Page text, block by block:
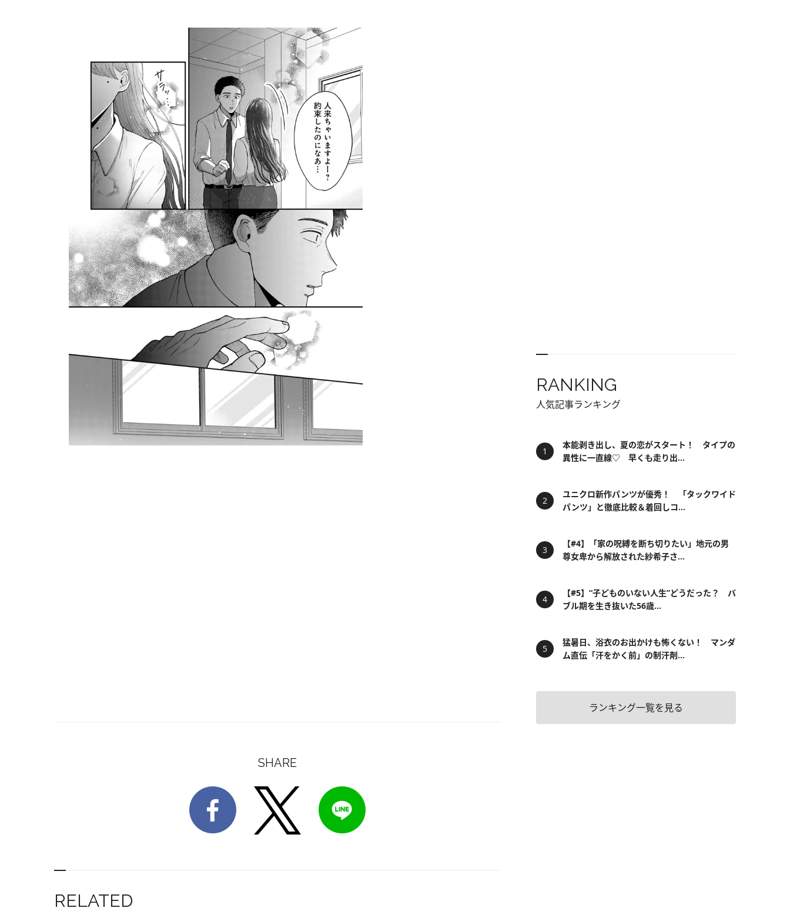
SHARE
RELATED
RANKING
人気記事ランキング
本能剥き出し、夏の恋がスタート！ タイプの
異性に一直線♡ 早くも走り出...
ユニクロ新作パンツが優秀！ 「タックワイド
パンツ」と徹底比較＆着回しコ...
【#4】「家の呪縛を断ち切りたい」地元の男
尊女卑から解放された紗希子さ...
【#5】“子どものいない人生”どうだった？ バ
ブル期を生き抜いた56歳...
猛暑日、浴衣のお出かけも怖くない！ マンダ
ム直伝「汗をかく前」の制汗剤...
ランキング一覧を見る